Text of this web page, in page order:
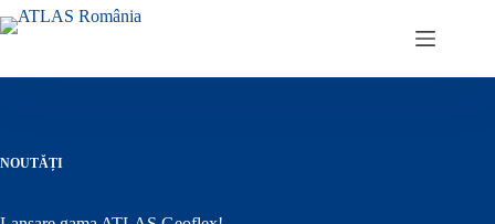
Sari
la
NOUTĂȚI